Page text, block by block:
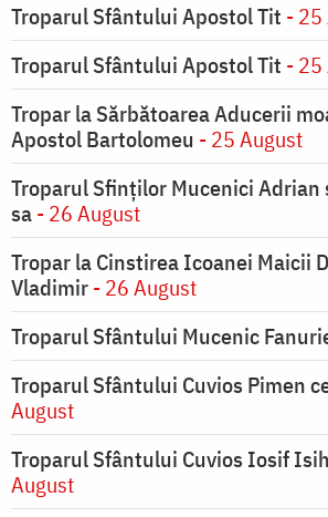
Troparul Sfântului Apostol Tit - 25
Troparul Sfântului Apostol Tit - 25
Tropar la Sărbătoarea Aducerii
Apostol Bartolomeu - 25 August
Troparul Sfinţilor Mucenici Adrian
sa- 26 August
Tropar la Cinstirea Icoanei Maicii
Vladimir- 26 August
Troparul Sfântului Mucenic
Troparul Sfântului Cuvios Pimen
August
Troparul Sfântului Cuvios Iosif
August